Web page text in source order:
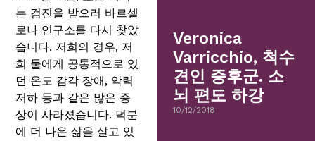
는 검진을 받으러 바르셀
로나 연구소를 다시 찾았
습니다. 저희의 경우, 저
희 둘에게 공통적으로 있
던 온도 감각 장애, 악력
저하 등과 같은 많은 증
상이 사라졌습니다. 덕분
에 더 나은 삶을 살고 있
Veronica
Varricchio, 척수
견인 증후군. 소
뇌 편도 하강
10/12/2018